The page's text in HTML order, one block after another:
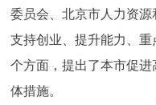
个人服务
委员会、北京市人力资源
支持创业、提升能力、
个方面，提出了本市促
体措施。